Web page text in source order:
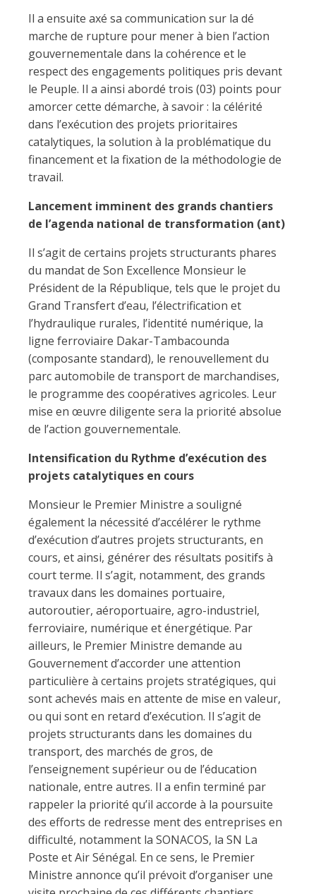
Il a ensuite axé sa communication sur la dé
marche de rupture pour mener à bien l’action
gouvernementale dans la cohérence et le
respect des engagements politiques pris devant
le Peuple. Il a ainsi abordé trois (03) points pour
amorcer cette démarche, à savoir : la célérité
dans l’exécution des projets prioritaires
catalytiques, la solution à la problématique du
financement et la fixation de la méthodologie de
travail.
Lancement imminent des grands chantiers
de l’agenda national de transformation (ant)
Il s’agit de certains projets structurants phares
du mandat de Son Excellence Monsieur le
Président de la République, tels que le projet du
Grand Transfert d’eau, l’électrification et
l’hydraulique rurales, l’identité numérique, la
ligne ferroviaire Dakar-Tambacounda
(composante standard), le renouvellement du
parc automobile de transport de marchandises,
le programme des coopératives agricoles. Leur
mise en œuvre diligente sera la priorité absolue
de l’action gouvernementale.
Intensification du Rythme d’exécution des
projets catalytiques en cours
Monsieur le Premier Ministre a souligné
également la nécessité d’accélérer le rythme
d’exécution d’autres projets structurants, en
cours, et ainsi, générer des résultats positifs à
court terme. Il s’agit, notamment, des grands
travaux dans les domaines portuaire,
autoroutier, aéroportuaire, agro-industriel,
ferroviaire, numérique et énergétique. Par
ailleurs, le Premier Ministre demande au
Gouvernement d’accorder une attention
particulière à certains projets stratégiques, qui
sont achevés mais en attente de mise en valeur,
ou qui sont en retard d’exécution. Il s’agit de
projets structurants dans les domaines du
transport, des marchés de gros, de
l’enseignement supérieur ou de l’éducation
nationale, entre autres. Il a enfin terminé par
rappeler la priorité qu’il accorde à la poursuite
des efforts de redresse ment des entreprises en
difficulté, notamment la SONACOS, la SN La
Poste et Air Sénégal. En ce sens, le Premier
Ministre annonce qu’il prévoit d’organiser une